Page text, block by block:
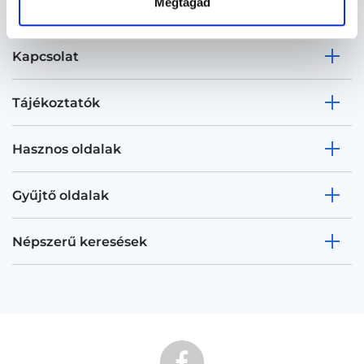
Kapcsolat
Tájékoztatók
Hasznos oldalak
Gyűjtő oldalak
Népszerű keresések